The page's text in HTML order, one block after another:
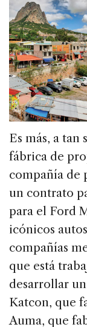
Es más, a
fábrica de
compañía de
un contrato
para el Ford
icónicos
compañías
que está
desarrollar
Katcon, que
Auma, que